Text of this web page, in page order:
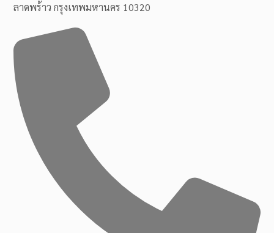
ลาดพร้าว กรุงเทพมหานคร 10320